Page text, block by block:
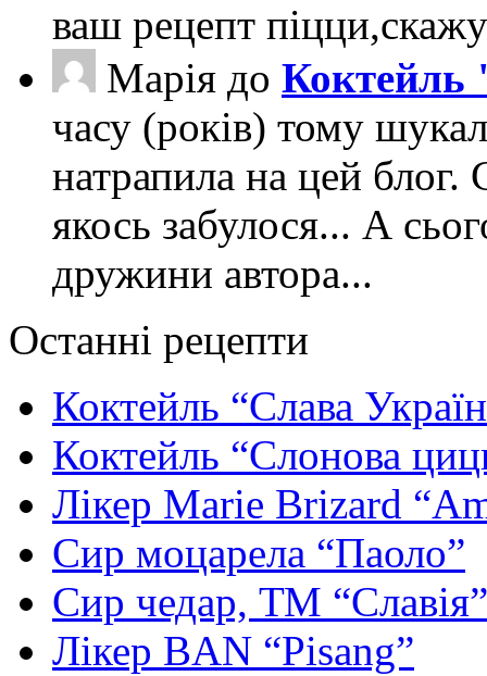
ваш рецепт
Марія до Коктейль
часу (років) тому
натрапила на цей блог.
якось забулося... А
дружини автора...
Останні рецепти
Коктейль “Слава
Коктейль “Слонова
Лікер Marie Brizard
Сир моцарела “Паоло”
Сир чедар, ТМ “Славія”
Лікер BAN “Pisang”